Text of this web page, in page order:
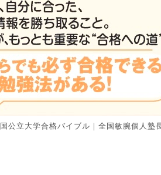
公立大学合格バイブル｜全国敏腕個人塾